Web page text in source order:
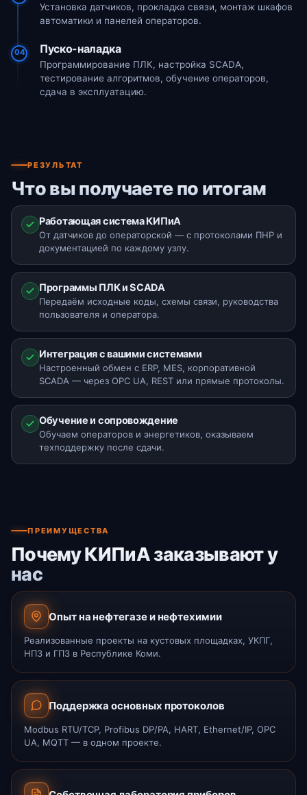
Установка датчиков, прокладка связи, монтаж шкафов
автоматики и панелей операторов.
04 Пуско-наладка
Программирование ПЛК, настройка SCADA,
тестирование алгоритмов, обучение операторов,
сдача в эксплуатацию.
РЕЗУЛЬТАТ
Что вы получаете по итогам
Работающая система КИПиА
От датчиков до операторской — с протоколами ПНР и
документацией по каждому узлу.
Программы ПЛК и SCADA
Передаём исходные коды, схемы связи, руководства
пользователя и оператора.
Интеграция с вашими системами
Настроенный обмен с ERP, MES, корпоративной
SCADA — через OPC UA, REST или прямые протоколы.
Обучение и сопровождение
Обучаем операторов и энергетиков, оказываем
техподдержку после сдачи.
ПРЕИМУЩЕСТВА
Почему КИПиА заказывают у
нас
Опыт на нефтегазе и нефтехимии
Реализованные проекты на кустовых площадках, УКПГ,
НПЗ и ГПЗ в Республике Коми.
Поддержка основных протоколов
Modbus RTU/TCP, Profibus DP/PA, HART, Ethernet/IP, OPC
UA, MQTT — в одном проекте.